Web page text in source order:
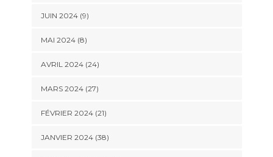
JUIN 2024 (9)
MAI 2024 (8)
AVRIL 2024 (24)
MARS 2024 (27)
FÉVRIER 2024 (21)
JANVIER 2024 (38)